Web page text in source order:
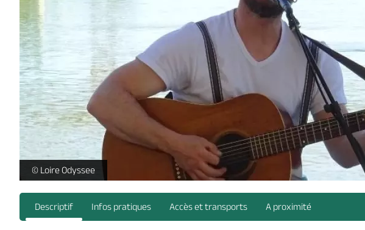
Croisière Musical'Apéro sur la Loire_Loire-Authion_1 -
© Loire Odyssee
Descriptif Infos pratiques Accès et transports A proximité